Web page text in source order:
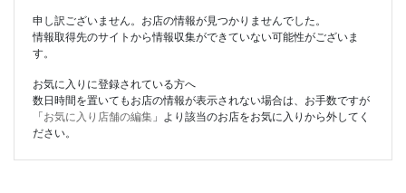
申し訳ございません。お店の情報が見つかりませんでした。
情報取得先のサイトから情報収集ができていない可能性がございま
す。
お気に入りに登録されている方へ
数日時間を置いてもお店の情報が表示されない場合は、お手数ですが
「お気に入り店舗の編集 」より該当のお店をお気に入りから外してく
ださい。